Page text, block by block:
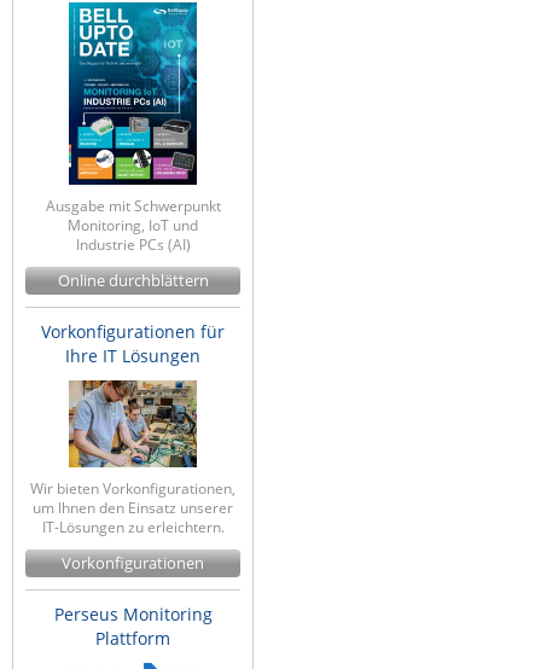
Ausgabe mit Schwerpunkt
Monitoring, IoT und
Industrie PCs (AI)
Online durchblättern
Vorkonfigurationen für
Ihre IT Lösungen
Wir bieten Vorkonfigurationen,
um Ihnen den Einsatz unserer
IT-Lösungen zu erleichtern.
Vorkonfigurationen
Perseus Monitoring
Plattform